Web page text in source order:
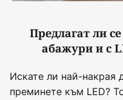
Предлагат ли
абажури и с
Искате ли най-накрая
преминете към LED?